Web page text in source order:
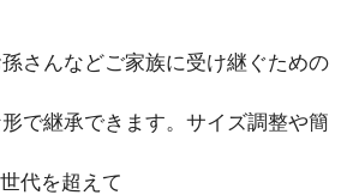
さんなどご家族に受け継ぐための
で継承できます。サイズ調整や簡
代を超えて